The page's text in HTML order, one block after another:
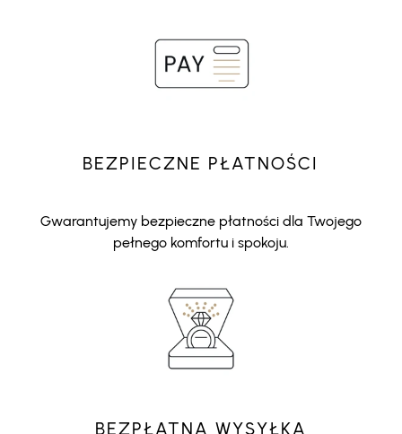
BEZPIECZNE PŁATNOŚCI
Gwarantujemy bezpieczne płatności dla Twojego
pełnego komfortu i spokoju.
BEZPŁATNA WYSYŁKA